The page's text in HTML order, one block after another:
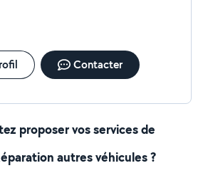
Contacter
proposer vos services de
autres véhicules ?